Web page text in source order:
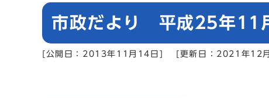
市政だより 平成25年11
[公開日：2013年11月14日] [更新日：2021年12